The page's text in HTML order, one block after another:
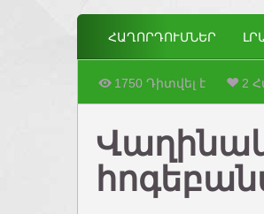
ՀԱՂՈՐԴՈՒՄՆԵՐ
1750 Դիտվել է 2